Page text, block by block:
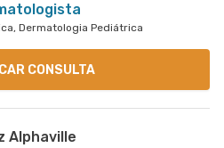
Dermatologia Pediátrica
CONSULTA
Alphaville